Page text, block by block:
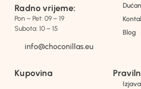
Radno vrijeme:
Pon – Pet: 09 – 19
Subota: 10 – 15
info@choconillas.eu
Blog
Kupovina